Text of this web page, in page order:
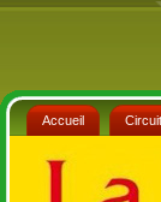
Accueil